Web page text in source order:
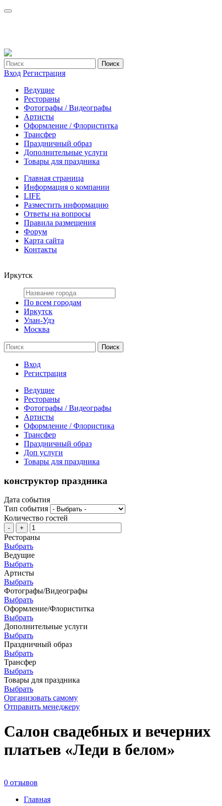
Вход Регистрация
Ведущие
Рестораны
Фотографы / Видеографы
Артисты
Оформление / Флориститка
Трансфер
Праздничный образ
Дополнительные услуги
Товары для праздника
Главная страница
Информация о компании
LIFE
Разместить информацию
Ответы на вопросы
Правила размещения
Форум
Карта сайта
Контакты
Иркутск
По всем городам
Иркутск
Улан-Удэ
Москва
Вход
Регистрация
Ведущие
Рестораны
Фотографы / Видеографы
Артисты
Оформление / Флористика
Трансфер
Праздничный образ
Доп услуги
Товары для праздника
конструктор праздника
Дата события
Тип события
Количество гостей
- +
Рестораны
Выбрать
Ведущие
Выбрать
Артисты
Выбрать
Фотографы/Видеографы
Выбрать
Оформление/Флориститка
Выбрать
Дополнительные услуги
Выбрать
Праздничный образ
Выбрать
Трансфер
Выбрать
Товары для праздника
Выбрать
Организовать самому
Отправить менеджеру
Салон свадебных и вечерних
платьев «Леди в белом»
0 отзывов
Главная